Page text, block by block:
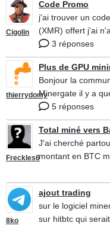
Cigolin
Code Promo
j'ai trouver un
(XMR) offert j'ai
3 réponses
thierrydomy
Plus de GPU
Bonjour la
Minergate il y a
5 réponses
Freckles6
Total miné vers
J'ai cherché
montant en BTC
8ko
ajout trading
sur le logiciel
sur hitbtc qui